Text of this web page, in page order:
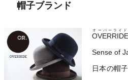
帽子ブランド
OVERRIDE
オーバーライド
Sense of
日本の帽